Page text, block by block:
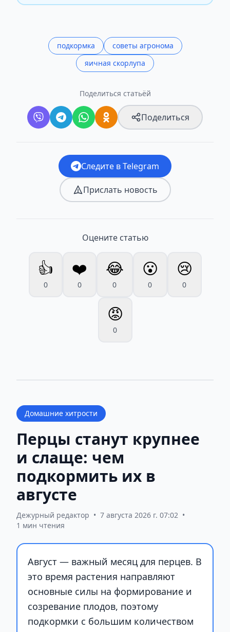
подкормка
советы агронома
яичная скорлупа
Поделиться статьёй
Поделиться
Следите в Telegram
Прислать новость
Оцените статью
👍
0
❤️
0
😂
0
😮
0
😢
0
😡
0
Домашние хитрости
Перцы станут крупнее
и слаще: чем
подкормить их в
августе
Дежурный редактор • 7 августа 2026 г. 07:02 •
1 мин чтения
Август — важный месяц для перцев. В
это время растения направляют
основные силы на формирование и
созревание плодов, поэтому
подкормки с большим количеством